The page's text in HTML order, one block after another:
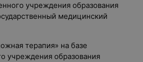
учреждения образования
медицинский
терапия» на базе
учреждения образования